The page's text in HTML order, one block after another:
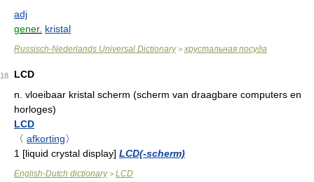
adj
gener. kristal
Russisch-Nederlands Universal Dictionary> хрустальная посуда
18
LCD
n. vloeibaar kristal scherm (scherm van draagbare computers en
horloges)
LCD
〈 afkorting〉
1 [liquid crystal display] LCD(-scherm)
English-Dutch dictionary> LCD